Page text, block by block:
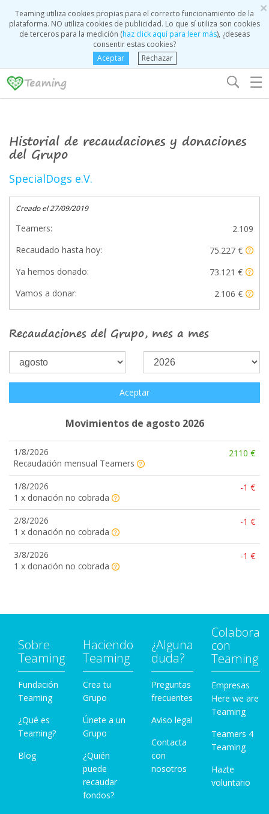
×
Teaming utiliza cookies propias para el correcto funcionamiento de la
plataforma. NO utiliza cookies de publicidad. Lo que sí utiliza son cookies
de terceros para la medición (haz click aquí para leer más), ¿deseas
consentir estas cookies?
Aceptar
Rechazar
☰
Historial de recaudaciones y donaciones
del Grupo
SpecialDogs e.V.
Creado el 27/09/2019
Teamers:
2.109
Recaudado hasta hoy:
75.227 €
Ya hemos donado:
73.121 €
Vamos a donar:
2.106 €
Recaudaciones del Grupo, mes a mes
Aceptar
Movimientos de agosto 2026
1/8/2026
Recaudación mensual Teamers
2110 €
1/8/2026
1 x donación no cobrada
-1 €
2/8/2026
1 x donación no cobrada
-1 €
3/8/2026
1 x donación no cobrada
-1 €
Sobre
Teaming
Fundación
Teaming
¿Qué es
Teaming?
Blog
Haciendo
Teaming
Crea tu
Grupo
Únete a un
Grupo
¿Quién
puede
recaudar
fondos?
¿Alguna
duda?
Preguntas
frecuentes
Aviso legal
Contacta
con
nosotros
Colabora
con
Teaming
Empresas
Here we are
Teaming
Teamers 4
Teaming
Hazte
voluntario